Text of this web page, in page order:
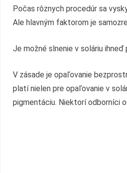
Počas rôznych procedúr sa
Ale hlavným faktorom je
Je možné slnenie v soláriu
V zásade je opaľovanie
platí nielen pre opaľovanie v
pigmentáciu. Niektorí odborníci